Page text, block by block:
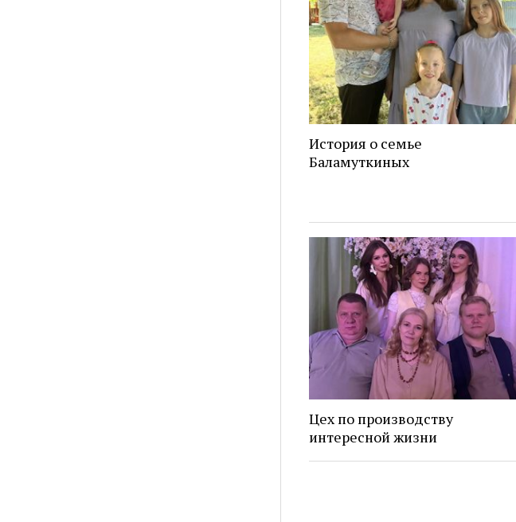
История о семье
Баламуткиных
Цех по производству
интересной жизни